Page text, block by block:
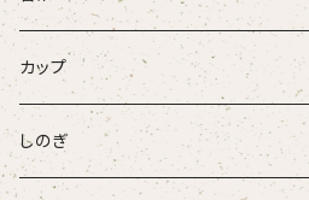
ウサギ
パンダ
カップ
しのぎ